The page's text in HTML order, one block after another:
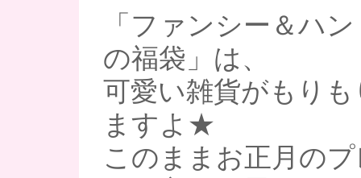
「ファンシー＆ハ
の福袋」は、
可愛い雑貨がもり
ますよ★
このままお正月の